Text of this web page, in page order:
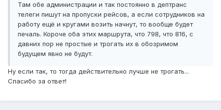
Там обе администрации и так постоянно в дептранс
телеги пишут на пропуски рейсов, а если сотрудников на
работу ещё и кругами возить начнут, то вообще будет
печаль. Короче оба этих маршрута, что 798, что 816, с
давних пор не простые и трогать их в обозримом
будущем явно не будут.
Ну если так, то тогда действительно лучше не трогать...
Спасибо за ответ!